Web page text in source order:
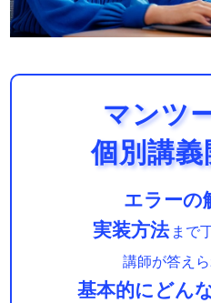
マンツ
個別講義
エラーの
実装方法 まで
講師が答え
基本的にどん